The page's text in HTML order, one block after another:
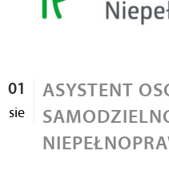
01
sie
ASYSTENT